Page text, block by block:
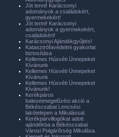
Jót tenni! Karácsonyi
adományok a családokért,
gyermekekért!
Jót tenni! Karácsonyi
adományok a gyermekekért,
családokért!
Karácsonyi Ajándékgyűjtés!
Katasztrófavédelmi gyakorlat
biztosítása
Kellemes Húsvéti Ünnepeket
Kívánunk
Kellemes Húsvéti Ünnepeket
Kívánunk
Kellemes Húsvéti Ünnepeket
Kívánunk!
Kerékpáros
balesetmegelőzési akció a
Békéscsabai Lencsési
lakótelepen a Mikulással.
Kerékpárvillogókat adott
ajándékba a Békéscsabai
Városi Polgárőrség Mikulása.